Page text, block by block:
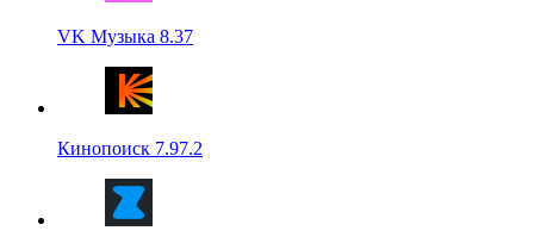
VK Музыка 8.37
Кинопоиск 7.97.2